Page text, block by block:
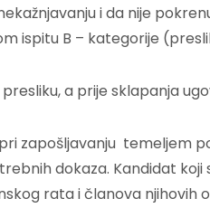
i da nije
ispitu B – kategorije
a prije sklapanja
zapošljavanju temeljem
dokaza. Kandidat
rata i članova njihovih